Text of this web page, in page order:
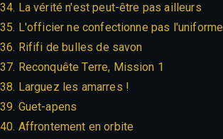
34. La vérité n'est peut-être pas ailleurs
35. L'officier ne confectionne pas l'uniforme
36. Rififi de bulles de savon
37. Reconquête Terre, Mission 1
38. Larguez les amarres !
39. Guet-apens
40. Affrontement en orbite